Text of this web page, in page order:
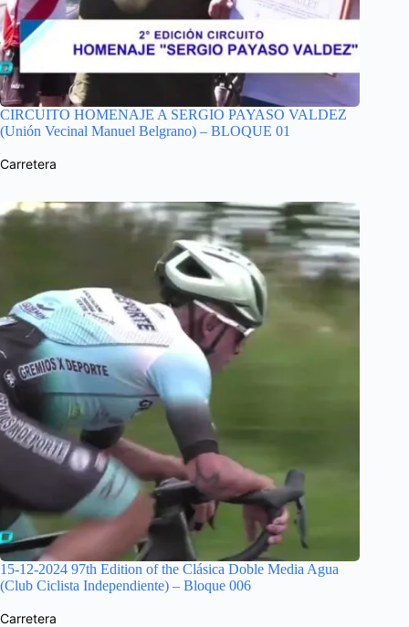
CIRCUITO HOMENAJE A SERGIO PAYASO VALDEZ
(Unión Vecinal Manuel Belgrano) – BLOQUE 01
Carretera
15-12-2024 97th Edition of the Clásica Doble Media Agua
(Club Ciclista Independiente) – Bloque 006
Carretera